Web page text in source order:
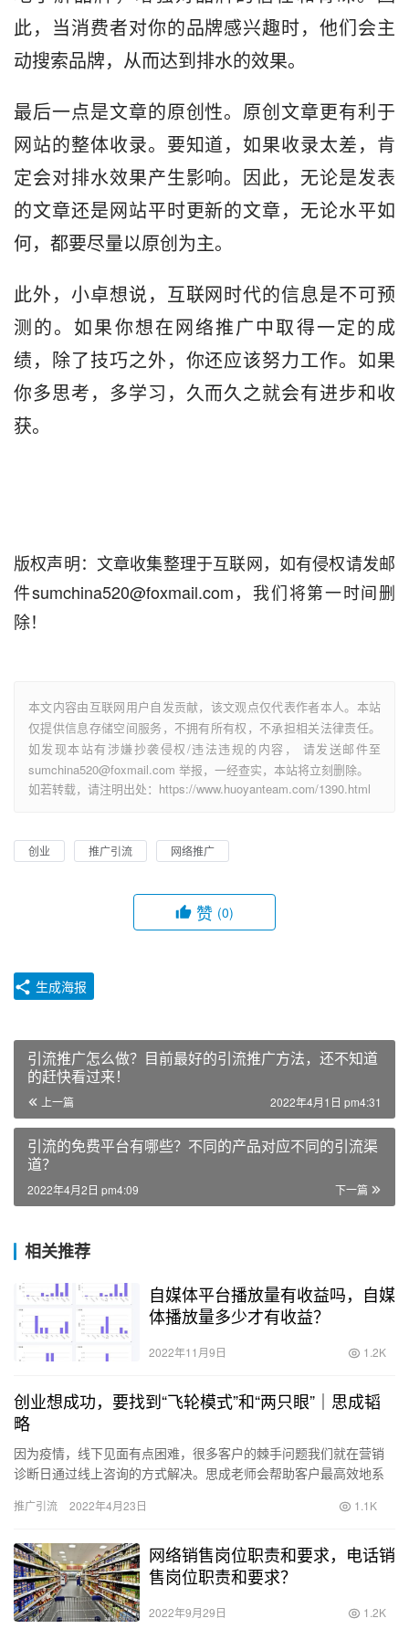
此，当消费者对你的品牌感兴趣时，他们会主
动搜索品牌，从而达到排水的效果。
最后一点是文章的原创性。原创文章更有利于
网站的整体收录。要知道，如果收录太差，肯
定会对排水效果产生影响。因此，无论是发表
的文章还是网站平时更新的文章，无论水平如
何，都要尽量以原创为主。
此外，小卓想说，互联网时代的信息是不可预
测的。如果你想在网络推广中取得一定的成
绩，除了技巧之外，你还应该努力工作。如果
你多思考，多学习，久而久之就会有进步和收
获。
版权声明：文章收集整理于互联网，如有侵权请发邮
件sumchina520@foxmail.com，我们将第一时间删
除！
本文内容由互联网用户自发贡献，该文观点仅代表作者本人。本站
仅提供信息存储空间服务，不拥有所有权，不承担相关法律责任。
如发现本站有涉嫌抄袭侵权/违法违规的内容， 请发送邮件至
sumchina520@foxmail.com 举报，一经查实，本站将立刻删除。
如若转载，请注明出处：https://www.huoyanteam.com/1390.html
创业 推广引流 网络推广
赞 (0)
生成海报
引流推广怎么做？目前最好的引流推广方法，还不知道
的赶快看过来！
上一篇 2022年4月1日 pm4:31
引流的免费平台有哪些？不同的产品对应不同的引流渠
道？
下一篇
2022年4月2日 pm4:09
相关推荐
自媒体平台播放量有收益吗，自媒
体播放量多少才有收益？
2022年11月9日 1.2K
创业想成功，要找到“飞轮模式”和“两只眼”｜思成韬
略
因为疫情，线下见面有点困难，很多客户的棘手问题我们就在营销
诊断日通过线上咨询的方式解决。思成老师会帮助客户最高效地系
企…
推广引流 2022年4月23日 1.1K
网络销售岗位职责和要求，电话销
售岗位职责和要求？
2022年9月29日 1.2K